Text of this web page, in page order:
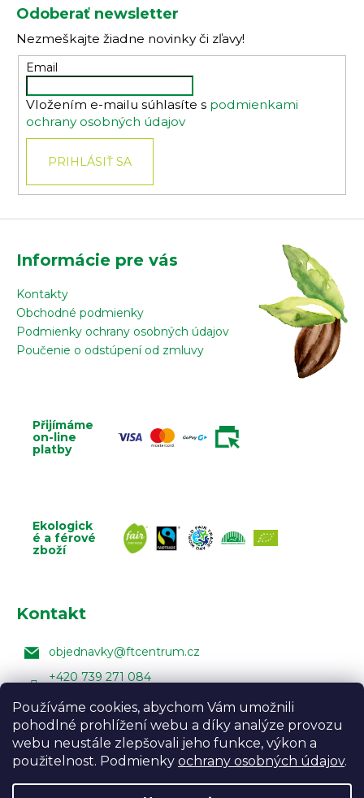
Používáme cookies, abychom Vám umožnili
pohodlné prohlížení webu a díky analýze provozu
webu neustále zlepšovali jeho funkce, výkon a
použitelnost. Podmienky ochrany osobných údajov.
Odoberať newsletter
Nezmeškajte žiadne novinky či zľavy!
Email
Vložením e-mailu súhlasíte s podmienkami
ochrany osobných údajov
PRIHLÁSIŤ SA
Informácie pre vás
Kontakty
Obchodné podmienky
Podmienky ochrany osobných údajov
Poučenie o odstúpení od zmluvy
Přijímáme
on-line
platby
Ekologick
é a férové
zboží
Kontakt
objednavky@ftcentrum.cz
+420 739 271 084
Facebook Fair Trade Centra
FairTradeCentrumcz